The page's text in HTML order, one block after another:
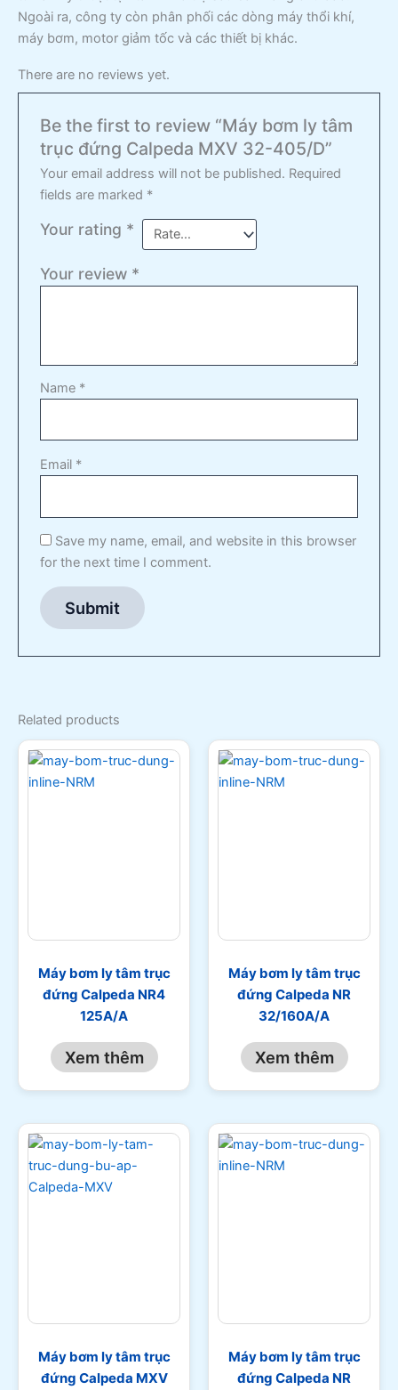
Ngoài ra, công ty còn phân phối các dòng máy thổi khí,
máy bơm, motor giảm tốc và các thiết bị khác.
There are no reviews yet.
Be the first to review “Máy bơm ly tâm
trục đứng Calpeda MXV 32-405/D”
Your email address will not be published. Required
fields are marked *
Your rating *
Your review *
Name *
Email *
Save my name, email, and website in this browser
for the next time I comment.
Related products
Máy bơm ly tâm trục
đứng Calpeda NR4
125A/A
Xem thêm
Máy bơm ly tâm trục
đứng Calpeda NR
32/160A/A
Xem thêm
Máy bơm ly tâm trục
đứng Calpeda MXV
Máy bơm ly tâm trục
đứng Calpeda NR